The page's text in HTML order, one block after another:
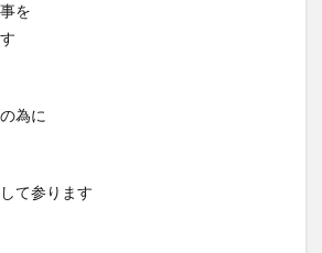
を
為に
て参ります